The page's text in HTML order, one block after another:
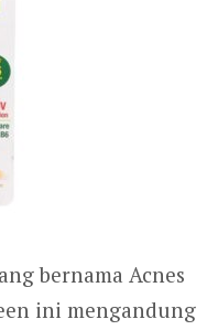
bernama Acnes
ini mengandung